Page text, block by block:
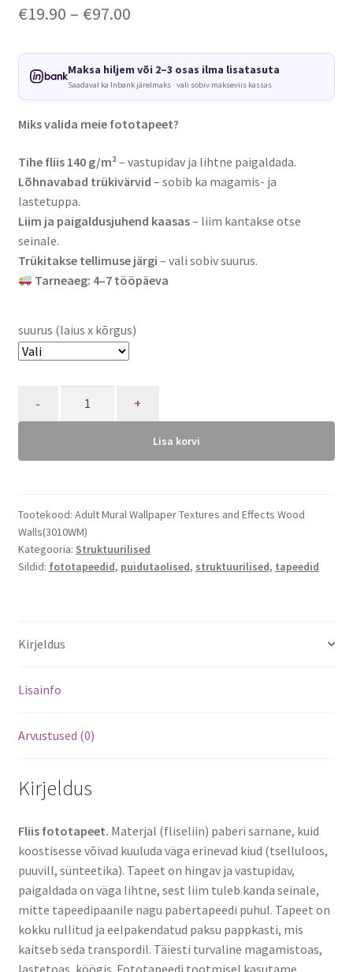
€19.90 – €97.00Price
€19.90
through
€97.00
Maksa hiljem või 2–3 osas ilma lisatasuta
Saadaval ka Inbank järelmaks · vali sobiv makseviis kassas
Miks valida meie fototapeet?
Tihe fliis 140 g/m²– vastupidav ja lihtne paigaldada.
Lõhnavabad trükivärvid – sobib ka magamis- ja
lastetuppa.
Liim ja paigaldusjuhend kaasas– liim kantakse otse
seinale.
Trükitakse tellimuse järgi – vali sobiv suurus.
Tarneaeg: 4–7 tööpäeva
suurus (laius x kõrgus)
Lisa korvi
Tootekood: Adult Mural Wallpaper Textures and Effects Wood
Walls(3010WM)
Kategooria: Struktuurilised
Sildid: fototapeedid, puidutaolised, struktuurilised, tapeedid
Kirjeldus
Lisainfo
Arvustused (0)
Kirjeldus
Fliis fototapeet. Materjal (fliseliin) paberi sarnane, kuid
koostisesse võivad kuuluda väga erinevad kiud (tselluloos,
puuvill, sünteetika). Tapeet on hingav ja vastupidav,
paigaldada on väga lihtne, sest liim tuleb kanda seinale,
mitte tapeedipaanile nagu pabertapeedi puhul. Tapeet on
kokku rullitud ja eelpakendatud paksu pappkasti, mis
kaitseb seda transpordil. Täiesti turvaline magamistoas,